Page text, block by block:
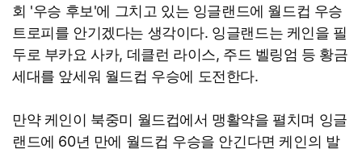
회 '우승 후보'에 그치고 있는 잉글랜드에 월드컵 우승
트로피를 안기겠다는 생각이다. 잉글랜드는 케인을 필
두로 부카요 사카, 데클런 라이스, 주드 벨링엄 등 황금
세대를 앞세워 월드컵 우승에 도전한다.
만약 케인이 북중미 월드컵에서 맹활약을 펼치며 잉글
랜드에 60년 만에 월드컵 우승을 안긴다면 케인의 발